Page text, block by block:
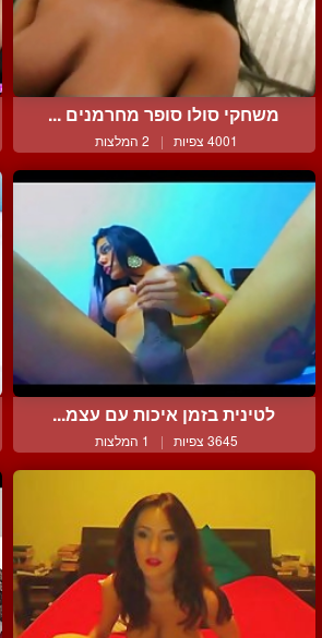
משחקי סולו סופר מחרמנים ...
4001 צפיות | 2 המלצות
לטינית בזמן איכות עם עצמ...
3645 צפיות | 1 המלצות